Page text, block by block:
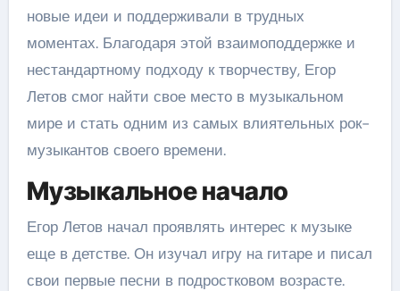
новые идеи и поддерживали в трудных
моментах. Благодаря этой взаимоподдержке и
нестандартному подходу к творчеству, Егор
Летов смог найти свое место в музыкальном
мире и стать одним из самых влиятельных рок-
музыкантов своего времени.
Музыкальное начало
Егор Летов начал проявлять интерес к музыке
еще в детстве. Он изучал игру на гитаре и писал
свои первые песни в подростковом возрасте.